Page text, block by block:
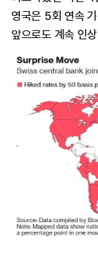
영국은 5회 연속
앞으로도 계속 인